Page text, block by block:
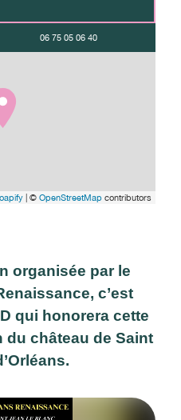
06 75 05 06 40
| © OpenStreetMap contributors
organisée par le
c’est
qui honorera cette
du château de Saint